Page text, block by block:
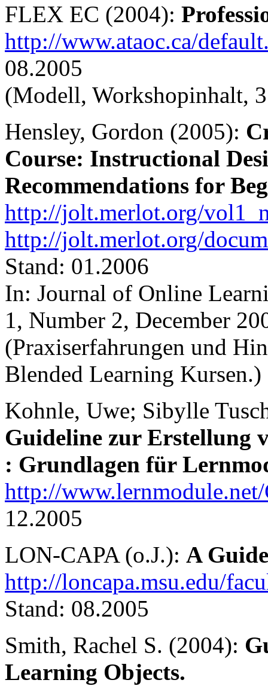
FLEX EC (2004):
http://www.ataoc.ca/
08.2005
(Modell, Workshopinhalt,
Hensley, Gordon (2005):
Course: Instructional
Recommendations for
http://jolt.merlot.org/
http://jolt.merlot.org/
Stand: 01.2006
In: Journal of Online
1, Number 2, December
(Praxiserfahrungen und
Blended Learning Kursen.)
Kohnle, Uwe; Sibylle
Guideline zur Erstellung
: Grundlagen für
http://
12.2005
LON-CAPA (o.J.): A
http://loncapa.msu.edu/
Stand: 08.2005
Smith, Rachel S. (2004):
Learning Objects.